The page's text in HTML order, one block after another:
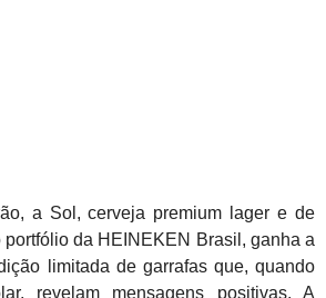
a Sol, cerveja premium lager e de
da HEINEKEN Brasil, ganha a
limitada de garrafas que, quando
revelam mensagens positivas. A